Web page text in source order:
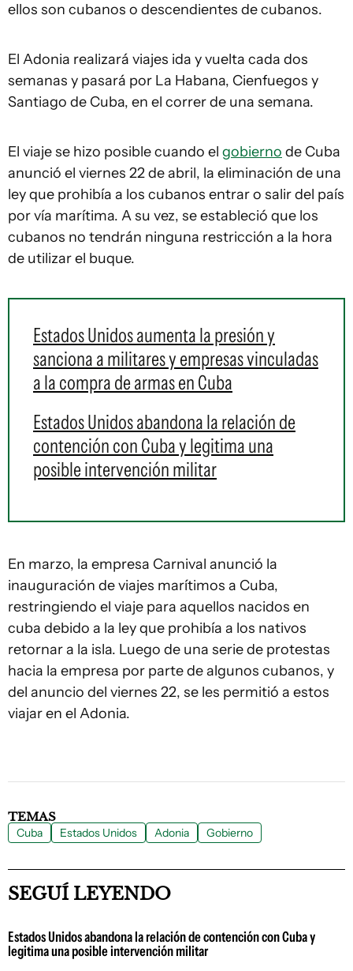
ellos son cubanos o descendientes de cubanos.
El Adonia realizará viajes ida y vuelta cada dos
semanas y pasará por La Habana, Cienfuegos y
Santiago de Cuba, en el correr de una semana.
El viaje se hizo posible cuando el gobierno de Cuba
anunció el viernes 22 de abril, la eliminación de una
ley que prohibía a los cubanos entrar o salir del país
por vía marítima. A su vez, se estableció que los
cubanos no tendrán ninguna restricción a la hora
de utilizar el buque.
Estados Unidos aumenta la presión y
sanciona a militares y empresas vinculadas
a la compra de armas en Cuba
Estados Unidos abandona la relación de
contención con Cuba y legitima una
posible intervención militar
En marzo, la empresa Carnival anunció la
inauguración de viajes marítimos a Cuba,
restringiendo el viaje para aquellos nacidos en
cuba debido a la ley que prohibía a los nativos
retornar a la isla. Luego de una serie de protestas
hacia la empresa por parte de algunos cubanos, y
del anuncio del viernes 22, se les permitió a estos
viajar en el Adonia.
TEMAS
Cuba Estados Unidos Adonia Gobierno
SEGUÍ LEYENDO
Estados Unidos abandona la relación de contención con Cuba y
legitima una posible intervención militar